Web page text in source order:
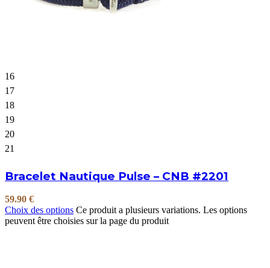
16
17
18
19
20
21
Bracelet Nautique Pulse – CNB #2201
59.90 €
Choix des options Ce produit a plusieurs variations. Les options
peuvent être choisies sur la page du produit